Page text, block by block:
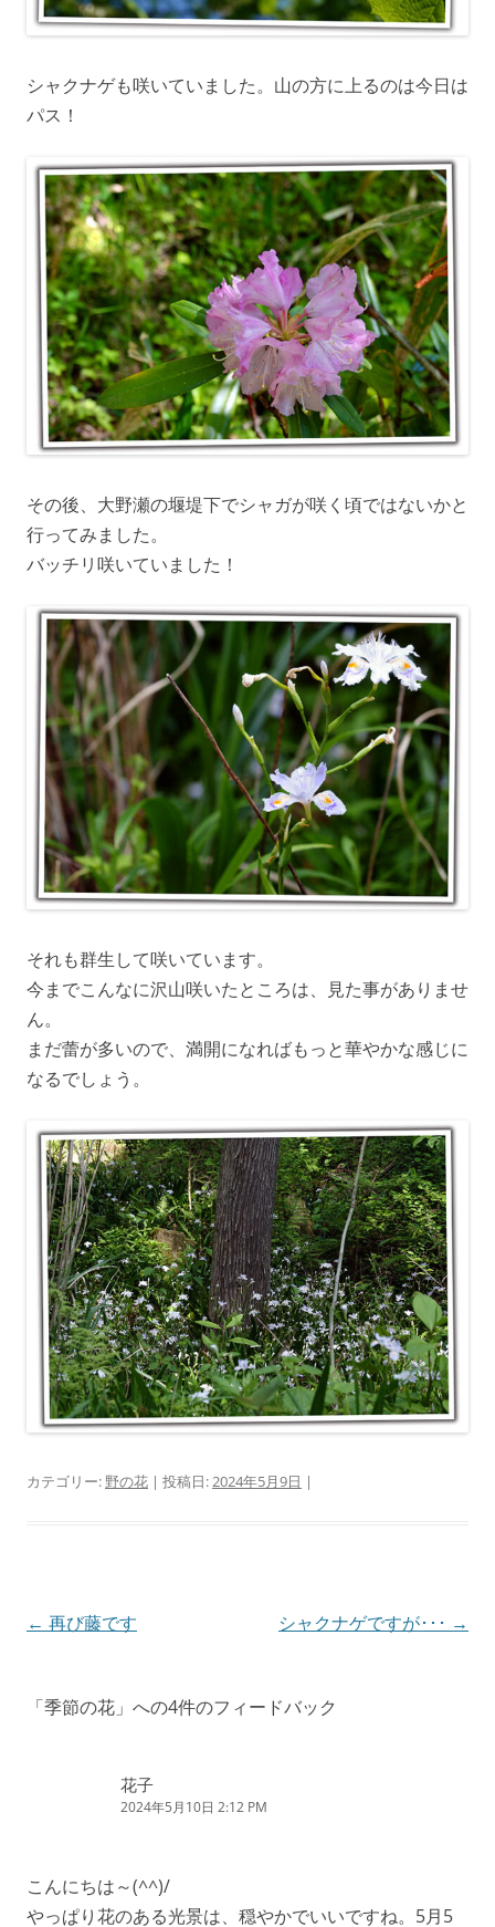
シャクナゲも咲いていました。山の方に上るのは今日は
パス！
その後、大野瀬の堰堤下でシャガが咲く頃ではないかと
行ってみました。
バッチリ咲いていました！
それも群生して咲いています。
今までこんなに沢山咲いたところは、見た事がありませ
ん。
まだ蕾が多いので、満開になればもっと華やかな感じに
なるでしょう。
カテゴリー: 野の花 | 投稿日: 2024年5月9日 |
投
ナ
ン
← 再び藤です シャクナゲですが･･･ →
「季節の花 」への4件のフィードバック
花子
2024年5月10日 2:12 PM
こんにちは～(^^)/
やっぱり花のある光景は、穏やかでいいですね。5月5